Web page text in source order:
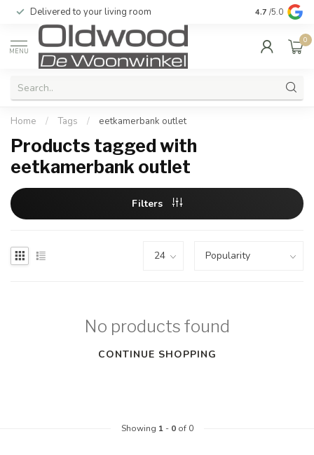
Delivered to your living room Quality &
4.7 /5.0
MENU
0
Home / Tags / eetkamerbank outlet
Products tagged with
eetkamerbank outlet
Filters
No products found
CONTINUE SHOPPING
Showing 1- 0of 0